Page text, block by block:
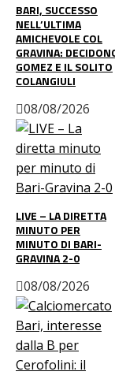
BARI, SUCCESSO
NELL’ULTIMA
AMICHEVOLE COL
GRAVINA:
GOMEZ E IL SOLITO
COLANGIULI
08/08/2026
LIVE – LA DIRETTA
MINUTO PER
MINUTO DI BARI-
GRAVINA 2-0
08/08/2026